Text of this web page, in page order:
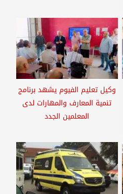
وكيل تعليم الفيوم يشهد برنامج
تنمية المعارف والمهارات لدى
المعلمين الجدد